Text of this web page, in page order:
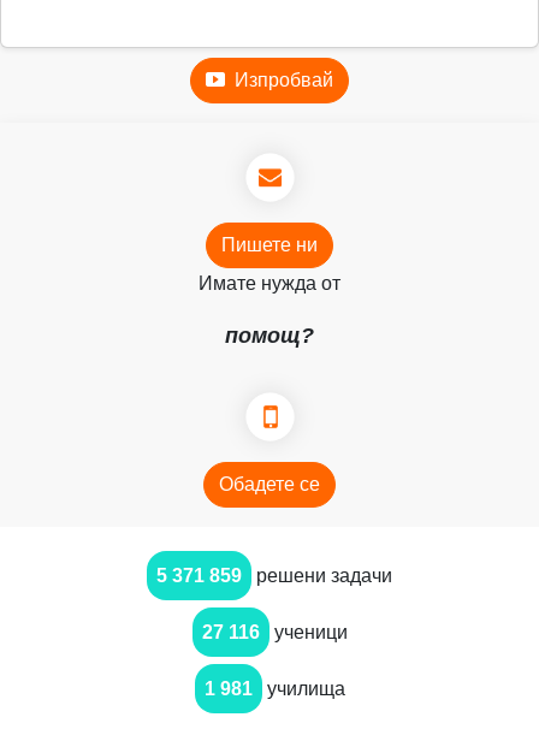
Изпробвай
Пишете ни
Имате нужда от
помощ?
Обадете се
5 371 859 решени задачи
27 116 ученици
1 981 училища